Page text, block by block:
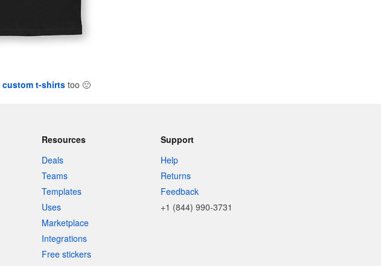
custom t-shirts too 🙂
Resources
Deals
Teams
Templates
Uses
Marketplace
Integrations
Free stickers
Support
Help
Returns
Feedback
+1 (844) 990-3731